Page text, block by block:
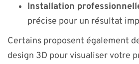
Installation
précise pour un résultat
Certains proposent également
design 3D pour visualiser votre